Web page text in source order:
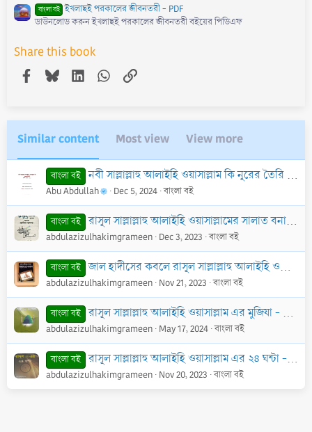
বাংলা বই ইখলাছই পরকালের জীবনতরী - PDF
ডাউনলোড করুন ইখলাছই পরকালের জীবনতরী বইয়ের পিডিএফ
Share this book
Facebook
BlueskyLinkedInWhatsApp
Link
Similar content Most view View more
বাংলা বই নবী সাল্লাল্লাহু আলাইহি ওয়াসাল্লাম কি নূরের তৈরি - PDF
Abu Abdullah Dec 5, 2024 বাংলা বই
বাংলা বই রাসূল সাল্লাল্লাহু আলাইহি ওয়াসাল্লামের সালাত বনাম প্রচলিত সালাত - PDF
abdulazizulhakimgrameen Dec 3, 2023 বাংলা বই
বাংলা বই জাল হাদীসের কবলে রাসূল সাল্লাল্লাহু আলাইহি ওয়াসাল্লামের সালাত - PDF
abdulazizulhakimgrameen Nov 21, 2023 বাংলা বই
বাংলা বই রাসূল সাল্লাল্লাহু আলাইহি ওয়াসাল্লাম এর মুজিযা - PDF
abdulazizulhakimgrameen May 17, 2024 বাংলা বই
বাংলা বই রাসূল সাল্লাল্লাহু আলাইহি ওয়াসাল্লাম এর ২৪ ঘন্টা - pdf
abdulazizulhakimgrameen Nov 20, 2023 বাংলা বই